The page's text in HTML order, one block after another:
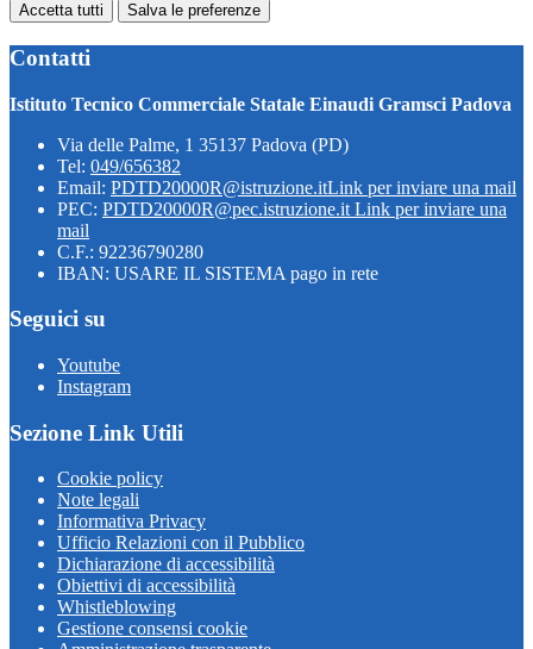
Accetta tutti Salva le preferenze
Contatti
Istituto Tecnico Commerciale Statale Einaudi Gramsci Padova
Via delle Palme, 1 35137 Padova (PD)
Tel: 049/656382
Email: PDTD20000R@istruzione.itLink per inviare una mail
PEC: PDTD20000R@pec.istruzione.it Link per inviare una
mail
C.F.: 92236790280
IBAN: USARE IL SISTEMA pago in rete
Seguici su
Youtube
Instagram
Sezione Link Utili
Cookie policy
Note legali
Informativa Privacy
Ufficio Relazioni con il Pubblico
Dichiarazione di accessibilità
Obiettivi di accessibilità
Whistleblowing
Gestione consensi cookie